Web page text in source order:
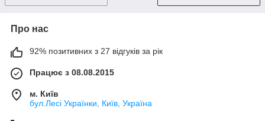
Про нас
92% позитивних з 27 відгуків за рік
Працює з 08.08.2015
м. Київ
бул.Лесі Українки, Київ, Україна